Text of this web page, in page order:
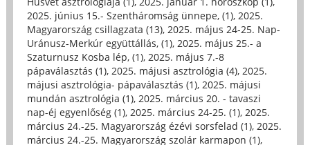
2025. június 15.- Szentháromság ünnepe, (1), 2025.
Magyarország csillagzata (13), 2025. május 24-25. Nap-
Uránusz-Merkúr együttállás, (1), 2025. május 25.- a
Szaturnusz Kosba lép, (1), 2025. május 7.-8
pápaválasztás (1), 2025. májusi asztrológia (4), 2025.
májusi asztrológia- pápaválasztás (1), 2025. májusi
mundán asztrológia (1), 2025. március 20. - tavaszi
nap-éj egyenlőség (1), 2025. március 24-25. (1), 2025.
március 24.-25. Magyarország ézévi sorsfelad (1), 2025.
március 24.-25. Magyarország szolár karmapon (1),